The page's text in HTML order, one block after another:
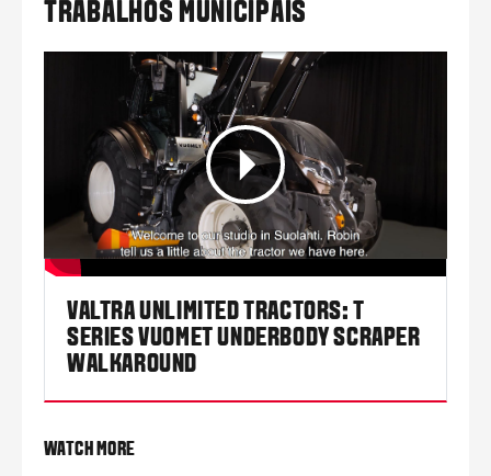
TRABALHOS MUNICIPAIS
VALTRA UNLIMITED TRACTORS: T
SERIES VUOMET UNDERBODY SCRAPER
WALKAROUND
WATCH MORE